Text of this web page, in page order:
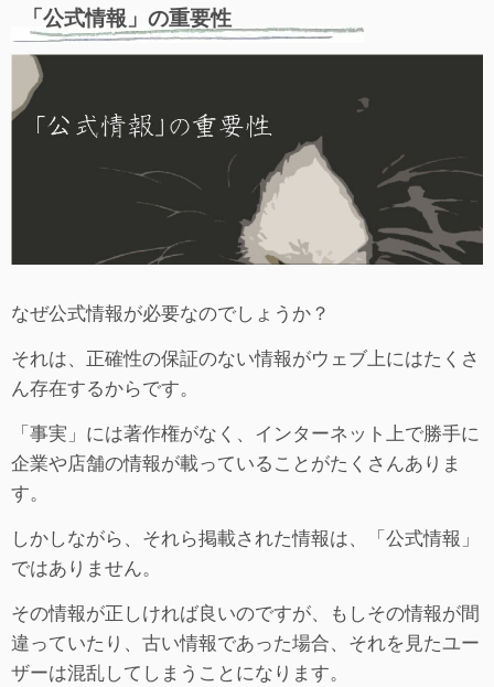
「公式情報」の重要性
なぜ公式情報が必要なのでしょうか？
それは、正確性の保証のない情報がウェブ上にはたくさ
ん存在するからです。
「事実」には著作権がなく、インターネット上で勝手に
企業や店舗の情報が載っていることがたくさんありま
す。
しかしながら、それら掲載された情報は、「公式情報」
ではありません。
その情報が正しければ良いのですが、もしその情報が間
違っていたり、古い情報であった場合、それを見たユー
ザーは混乱してしまうことになります。